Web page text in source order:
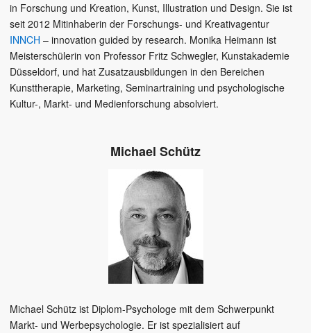
in Forschung und Kreation, Kunst, Illustration und Design. Sie ist
seit 2012 Mitinhaberin der Forschungs- und Kreativagentur
INNCH – innovation guided by research. Monika Heimann ist
Meisterschülerin von Professor Fritz Schwegler, Kunstakademie
Düsseldorf, und hat Zusatzausbildungen in den Bereichen
Kunsttherapie, Marketing, Seminartraining und psychologische
Kultur-, Markt- und Medienforschung absolviert.
Michael Schütz
Michael Schütz ist Diplom-Psychologe mit dem Schwerpunkt
Markt- und Werbepsychologie. Er ist spezialisiert auf